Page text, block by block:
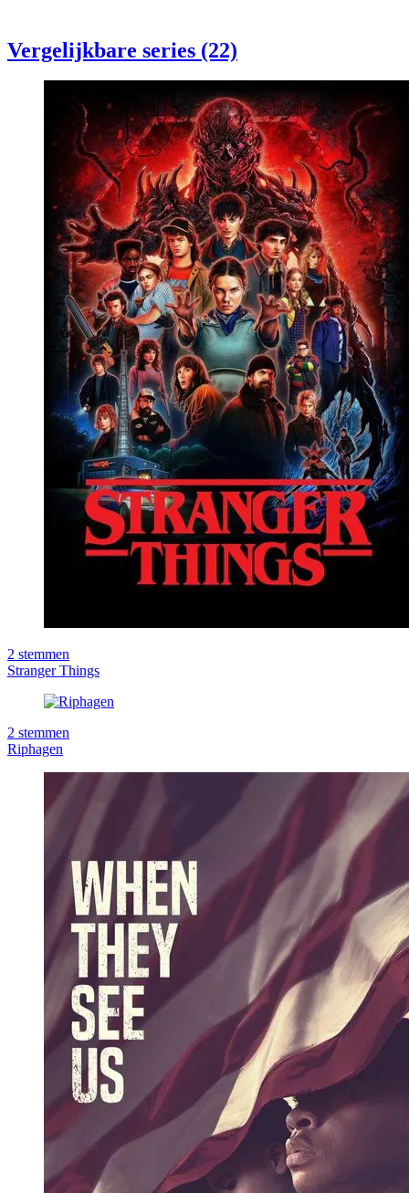
Vergelijkbare series (22)
2 stemmen
Stranger Things
2 stemmen
Riphagen